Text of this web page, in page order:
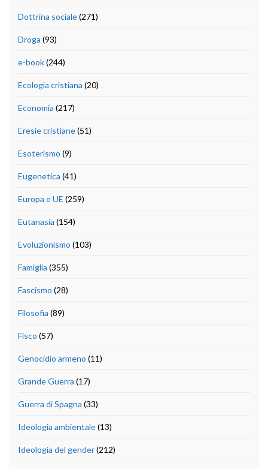
Dottrina sociale(271)
Droga (93)
e-book(244)
Ecologia cristiana (20)
Economia (217)
Eresie cristiane(51)
Esoterismo (9)
Eugenetica (41)
Europa e UE (259)
Eutanasia (154)
Evoluzionismo (103)
Famiglia (355)
Fascismo (28)
Filosofia (89)
Fisco (57)
Genocidio armeno (11)
Grande Guerra (17)
Guerra di Spagna (33)
Ideologia ambientale(13)
Ideologia del gender(212)